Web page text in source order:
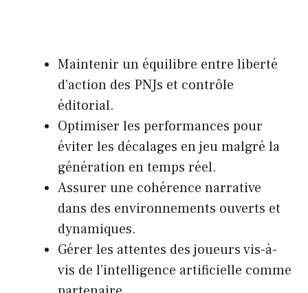
Maintenir un équilibre entre liberté
d’action des PNJs et contrôle
éditorial.
Optimiser les performances pour
éviter les décalages en jeu malgré la
génération en temps réel.
Assurer une cohérence narrative
dans des environnements ouverts et
dynamiques.
Gérer les attentes des joueurs vis-à-
vis de l’intelligence artificielle comme